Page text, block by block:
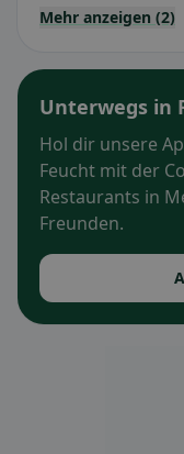
Mehr anzeigen (2)
Unterwegs in
Hol dir unsere
Feucht mit der
Restaurants in
Freunden.